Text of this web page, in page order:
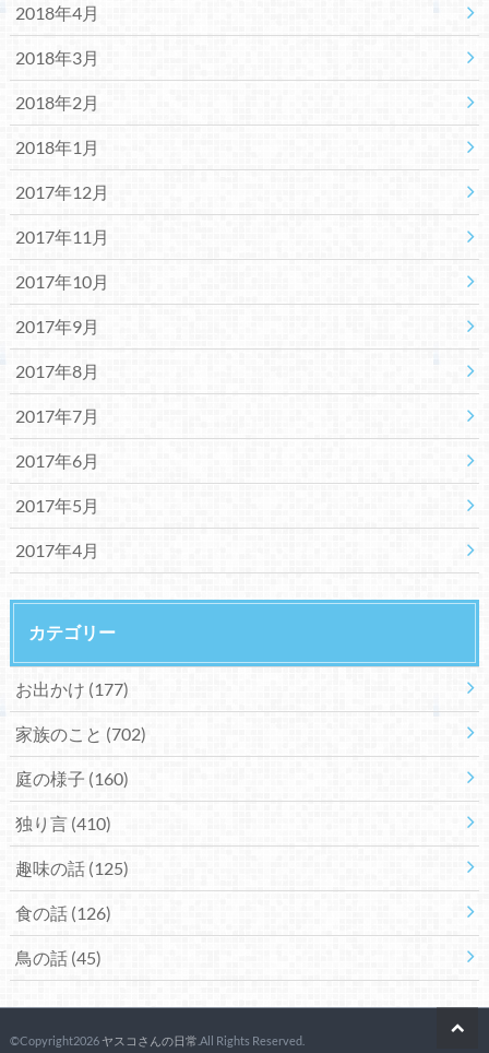
2018年4月
2018年3月
2018年2月
2018年1月
2017年12月
2017年11月
2017年10月
2017年9月
2017年8月
2017年7月
2017年6月
2017年5月
2017年4月
カテゴリー
お出かけ (177)
家族のこと (702)
庭の様子 (160)
独り言 (410)
趣味の話 (125)
食の話 (126)
鳥の話 (45)
©Copyright2026 ヤスコさんの日常 .All Rights Reserved.